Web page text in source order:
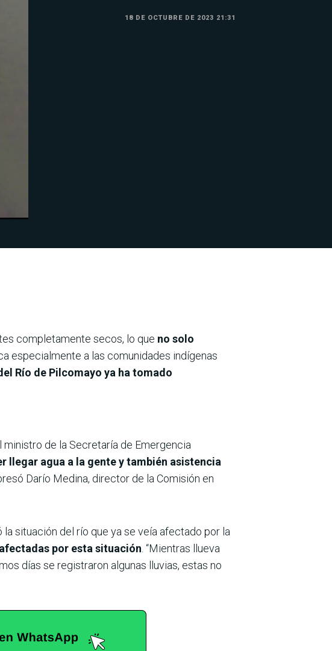
18 DE OCTUBRE DE 2023 21:31
completamente secos, lo que no solo
especialmente a las comunidades indígenas
Río de Pilcomayo ya ha tomado
ministro de la Secretaría de Emergencia
llegar agua a la gente y también asistencia
Darío Medina, director de la Comisión en
situación del río que ya se veía afectado por la
por esta situación . “Mientras llueva
días se registraron algunas lluvias, estas no